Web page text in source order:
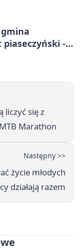
piaseczyński -
liczyć się z
Marathon
Następny >>
życie młodych
działają razem